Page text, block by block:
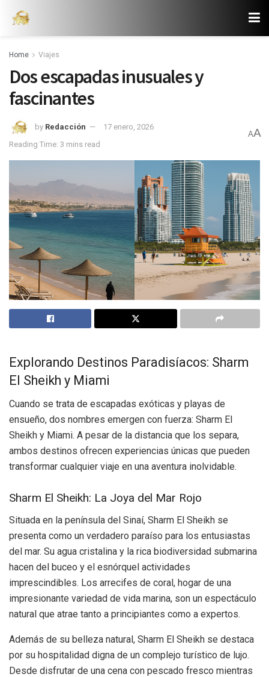
Home Viajes
Dos escapadas inusuales y
fascinantes
by Redacción
17 enero, 2026
Reading Time: 3 mins read
AA
Explorando Destinos Paradisíacos: Sharm
El Sheikh y Miami
Cuando se trata de escapadas exóticas y playas de
ensueño, dos nombres emergen con fuerza: Sharm El
Sheikh y Miami. A pesar de la distancia que los separa,
ambos destinos ofrecen experiencias únicas que pueden
transformar cualquier viaje en una aventura inolvidable.
Sharm El Sheikh: La Joya del Mar Rojo
Situada en la península del Sinaí, Sharm El Sheikh se
presenta como un verdadero paraíso para los entusiastas
del mar. Su agua cristalina y la rica biodiversidad submarina
hacen del buceo y el esnórquel actividades
imprescindibles. Los arrecifes de coral, hogar de una
impresionante variedad de vida marina, son un espectáculo
natural que atrae tanto a principiantes como a expertos.
Además de su belleza natural, Sharm El Sheikh se destaca
por su hospitalidad digna de un complejo turístico de lujo.
Desde disfrutar de una cena con pescado fresco mientras